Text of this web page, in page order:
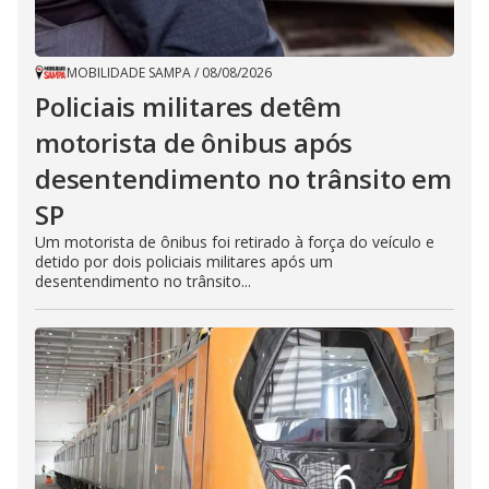
MOBILIDADE SAMPA/ 08/08/2026
Policiais militares detêm
motorista de ônibus após
desentendimento no trânsito em
SP
Um motorista de ônibus foi retirado à força do veículo e
detido por dois policiais militares após um
desentendimento no trânsito...